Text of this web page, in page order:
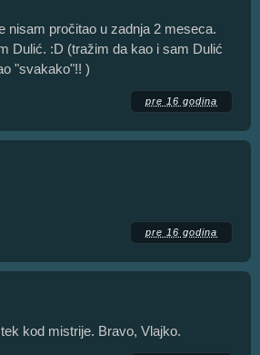
nisam pročitao u zadnja 2 meseca.
Dulić. :D (tražim da kao i sam Dulić
"svakako"!! )
pre 16 godina
pre 16 godina
kod mistrije. Bravo, Vlajko.